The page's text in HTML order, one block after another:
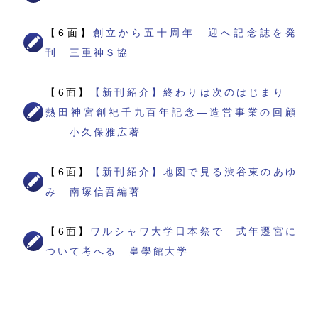
【6面】 創立から五十周年 迎へ記念誌を発
刊 三重神Ｓ協
【6面】
【新刊紹介】終わりは次のはじまり
熱田神宮創祀千九百年記念―造営事業の回顧
― 小久保雅広著
【6面】
【新刊紹介】地図で見る渋谷東のあゆ
み 南塚信吾編著
【6面】
ワルシャワ大学日本祭で 式年遷宮に
ついて考へる 皇學館大学